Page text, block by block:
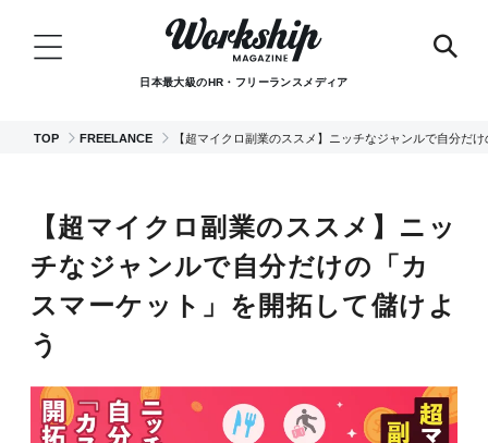
日本最大級のHR・フリーランスメディア
TOP FREELANCE 【超マイクロ副業のススメ】ニッチなジャンルで自分だ
【超マイクロ副業のススメ】ニッ
チなジャンルで自分だけの「カ
スマーケット」を開拓して儲けよ
う